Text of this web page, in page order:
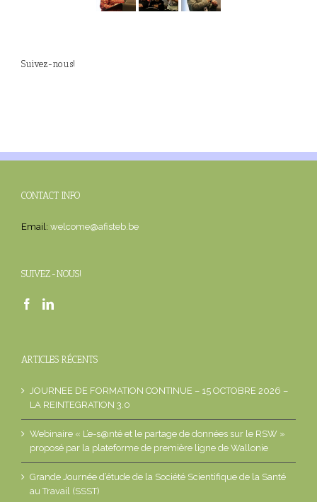
Suivez-nous!
CONTACT INFO
Email: welcome@afisteb.be
SUIVEZ-NOUS!
ARTICLES RÉCENTS
JOURNEE DE FORMATION CONTINUE – 15 OCTOBRE 2026 –
LA REINTEGRATION 3.0
Webinaire « L’e-s@nté et le partage de données sur le RSW »
proposé par la plateforme de première ligne de Wallonie
Grande Journée d’étude de la Société Scientifique de la Santé
au Travail (SSST)